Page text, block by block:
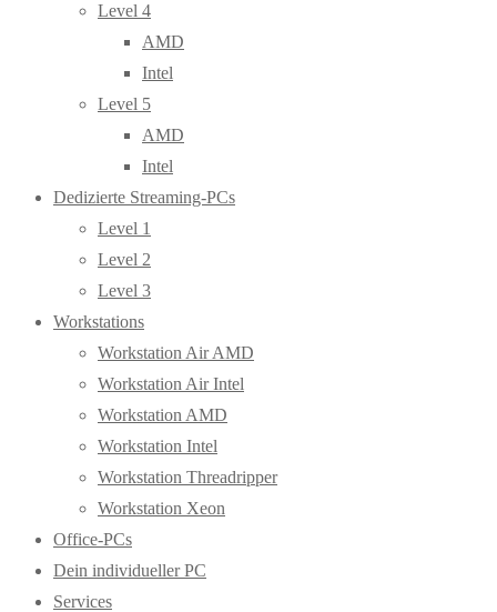
Level 4
AMD
Intel
Level 5
AMD
Intel
Dedizierte Streaming-PCs
Level 1
Level 2
Level 3
Workstations
Workstation Air AMD
Workstation Air Intel
Workstation AMD
Workstation Intel
Workstation Threadripper
Workstation Xeon
Office-PCs
Dein individueller PC
Services